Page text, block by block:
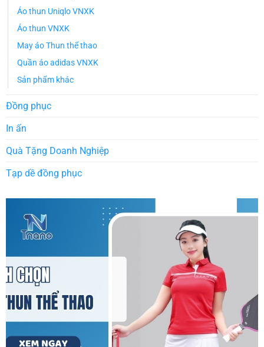
Áo thun Uniqlo VNXK
Áo thun VNXK
May áo Thun thể thao
Quần áo adidas VNXK
Sản phẩm khác
Đồng phục
In ấn
Quà Tặng Doanh Nghiệp
Tạp dề đồng phục